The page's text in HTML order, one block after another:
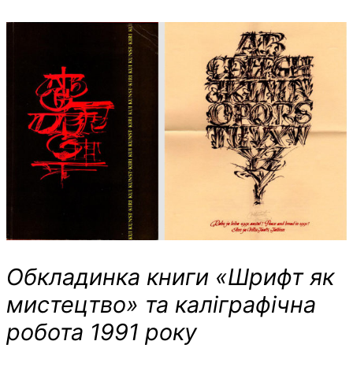
Обкладинка книги «Шрифт як
мистецтво» та каліграфічна
робота 1991 року